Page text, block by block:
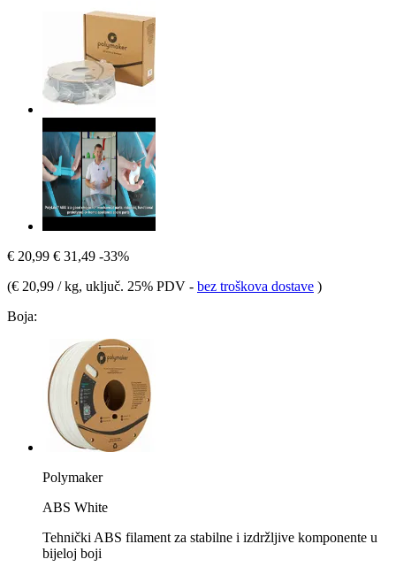
€ 20,99 € 31,49 -33%
(€ 20,99 / kg, uključ. 25% PDV - bez troškova dostave )
Boja:
Polymaker
ABS White
Tehnički ABS filament za stabilne i izdržljive komponente u
bijeloj boji